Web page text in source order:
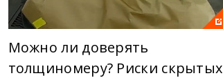
Можно ли доверять
толщиномеру? Риски скрытых